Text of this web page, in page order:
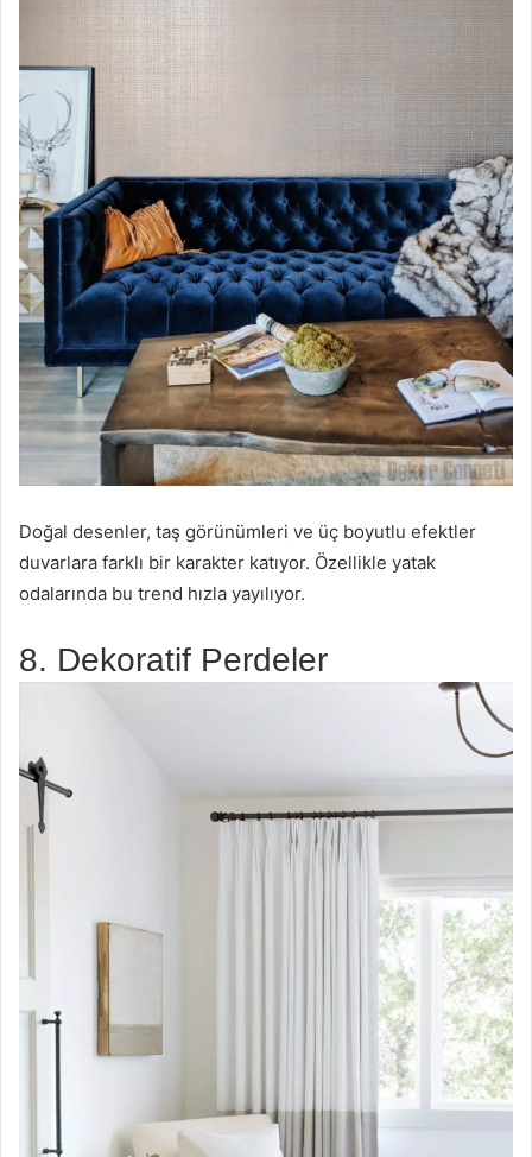
Doğal desenler, taş görünümleri ve üç boyutlu efektler
duvarlara farklı bir karakter katıyor. Özellikle yatak
odalarında bu trend hızla yayılıyor.
8. Dekoratif Perdeler